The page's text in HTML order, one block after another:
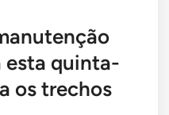
esta quinta-
os trechos